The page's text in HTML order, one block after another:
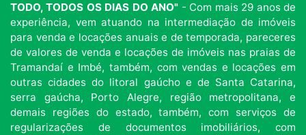
TODO, TODOS OS DIAS DO ANO" - Com mais 29 anos de
experiência, vem atuando na intermediação de imóveis
para venda e locações anuais e de temporada, pareceres
de valores de venda e locações de imóveis nas praias de
Tramandaí e Imbé, também, com vendas e locações em
outras cidades do litoral gaúcho e de Santa Catarina,
serra gaúcha, Porto Alegre, região metropolitana, e
demais regiões do estado, também, com serviços de
regularizações de documentos imobiliários, com